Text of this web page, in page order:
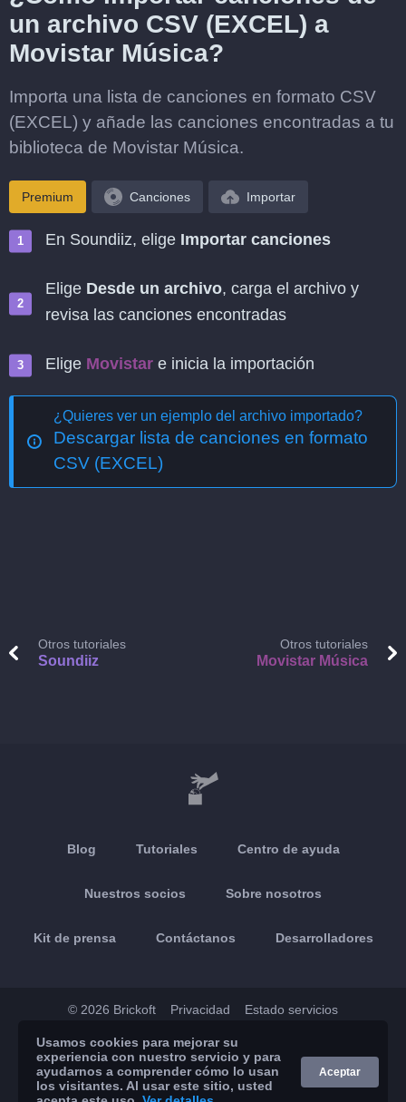
un archivo CSV (EXCEL) a
Movistar Música?
Importa una lista de canciones en formato CSV
(EXCEL) y añade las canciones encontradas a tu
biblioteca de Movistar Música.
Premium Canciones Importar
En Soundiiz, elige Importar canciones
Elige Desde un archivo, carga el archivo y
revisa las canciones encontradas
Elige Movistar e inicia la importación
¿Quieres ver un ejemplo del archivo importado?
Descargar lista de canciones en formato
CSV (EXCEL)
Otros tutoriales
Soundiiz
Otros tutoriales
Movistar Música
Blog Tutoriales Centro de ayuda
Nuestros socios Sobre nosotros
Kit de prensa Contáctanos Desarrolladores
© 2026 Brickoft Privacidad Estado servicios
App Store Google Play
Usamos cookies para mejorar su
experiencia con nuestro servicio y para
ayudarnos a comprender cómo lo usan
los visitantes. Al usar este sitio, usted
Aceptar